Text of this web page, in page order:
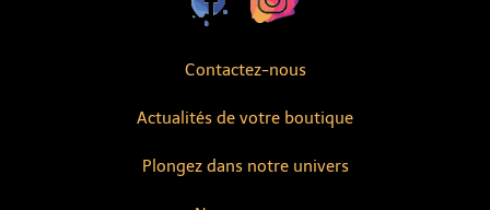
Contactez-nous
Actualités de votre boutique
Plongez dans notre univers